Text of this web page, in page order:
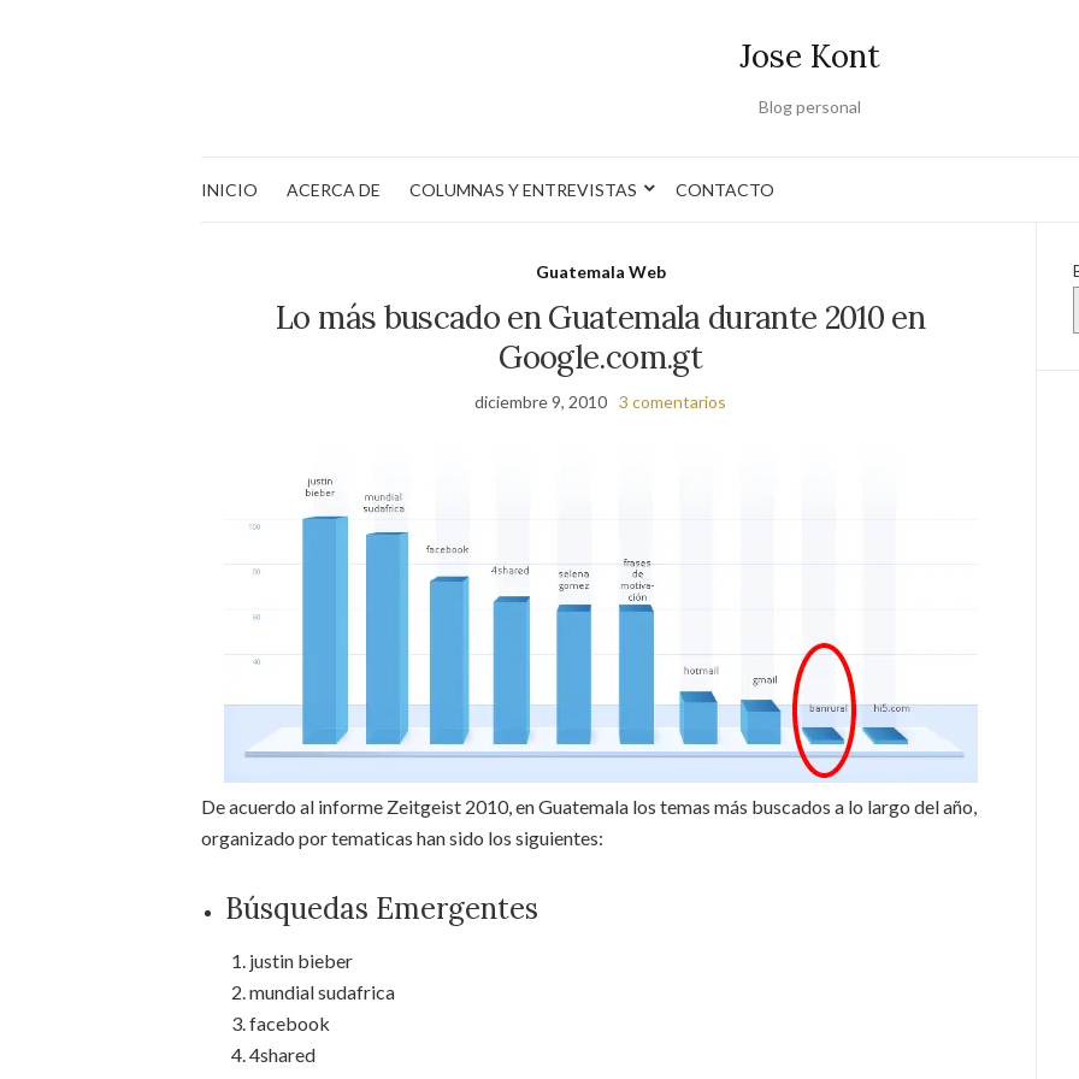
Jose Kont
Blog personal
INICIO ACERCA DE COLUMNAS Y ENTREVISTAS CONTACTO
Guatemala Web
Lo más buscado en Guatemala durante 2010 en
Google.com.gt
diciembre 9, 2010 3 comentarios
De acuerdo al informe Zeitgeist 2010, en Guatemala los temas más buscados a lo largo del año,
organizado por tematicas han sido los siguientes:
Búsquedas Emergentes
justin bieber
mundial sudafrica
facebook
4shared